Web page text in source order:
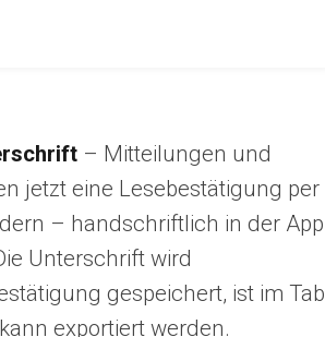
– Mitteilungen und
jetzt eine Lesebestätigung per
– handschriftlich in der App
Unterschrift wird
gespeichert, ist im Tab
exportiert werden.